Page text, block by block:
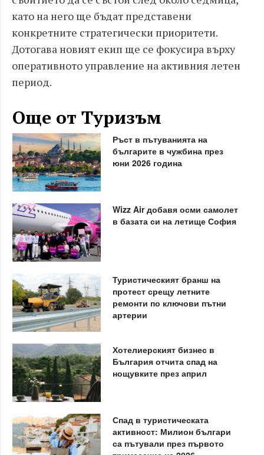
като на него ще бъдат представени
конкретните стратегически приоритети.
Дотогава новият екип ще се фокусира върху
оперативното управление на активния летен
период.
Още от Туризъм
Ръст в пътуванията на
българите в чужбина през
юни 2026 година
Wizz Air добавя осми самолет
в базата си на летище София
Туристическият бранш на
протест срещу летните
ремонти по ключови пътни
артерии
Хотелиерският бизнес в
България отчита спад на
нощувките през април
Спад в туристическата
активност: Милион българи
са пътували през първото